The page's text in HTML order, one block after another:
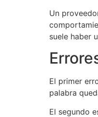
Un
suele haber
El primer
palabra
El segundo